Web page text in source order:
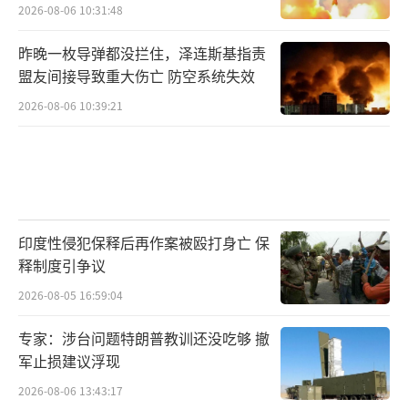
2026-08-06 10:31:48
昨晚一枚导弹都没拦住，泽连斯基指责
盟友间接导致重大伤亡 防空系统失效
2026-08-06 10:39:21
印度性侵犯保释后再作案被殴打身亡 保
释制度引争议
2026-08-05 16:59:04
专家：涉台问题特朗普教训还没吃够 撤
军止损建议浮现
2026-08-06 13:43:17